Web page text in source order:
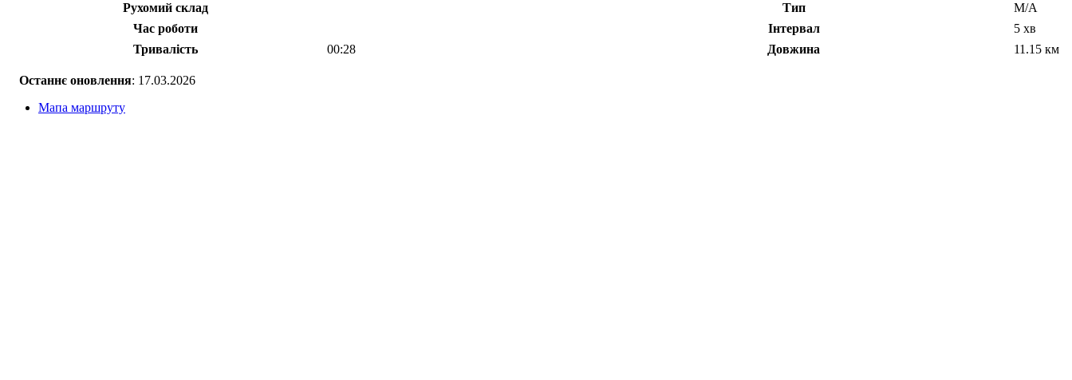
Рухомий склад
Тип
М/А
Час роботи
Інтервал
5 хв
Тривалість
00:28 Довжина 11.15 км
Останнє оновлення: 17.03.2026
Мапа маршруту